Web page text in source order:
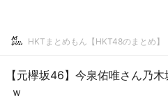
HKTまとめもん【HKT48のまとめ】
【元欅坂46】今泉佑唯さん乃
ｗ